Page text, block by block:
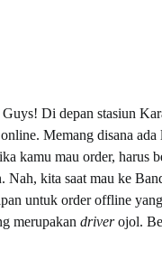
Di depan stasiun
Memang disana ada
kamu mau order, harus
Nah, kita saat mau ke
untuk order offline
merupakan driverojol.